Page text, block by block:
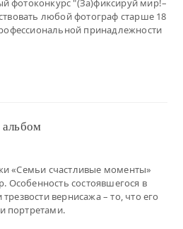
любой фотограф старше 18
принадлежности
альбом
«Семьи счастливые моменты»
Особенность состоявшегося в
вернисажа – то, что его
портретами.